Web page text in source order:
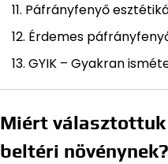
Páfrányfenyő
Érdemes
GYIK – Gyakran
Miért
beltéri növénynek?